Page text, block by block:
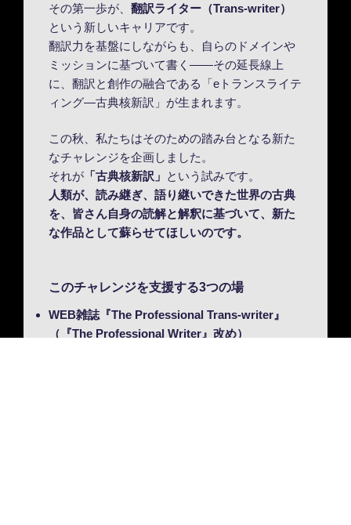
その第一歩が、 翻訳ライター（Trans-writer）
という新しいキャリアです。
翻訳力を基盤にしながらも、自らのドメインや
ミッションに基づいて書く――その延長線上
に、翻訳と創作の融合である「eトランスライテ
ィング―古典核新訳」が生まれます。
この秋、私たちはそのための踏み台となる新た
なチャレンジを企画しました。
それが 「古典核新訳」 という試みです。
人類が、読み継ぎ、語り継いできた世界の古典
を、皆さん自身の読解と解釈に基づいて、新た
な作品として蘇らせてほしいのです。
このチャレンジを支援する3つの場
WEB雑誌『The Professional Trans-writer』
（『The Professional Writer』改め）